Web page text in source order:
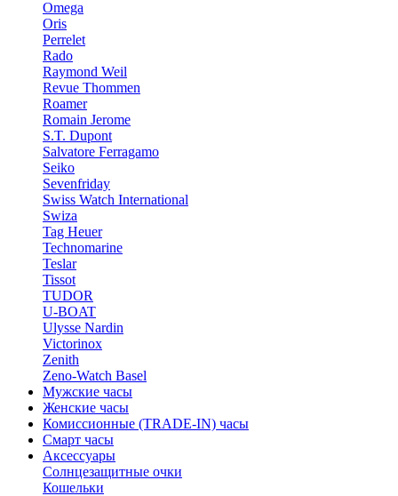
Omega
Oris
Perrelet
Rado
Raymond Weil
Revue Thommen
Roamer
Romain Jerome
S.T. Dupont
Salvatore Ferragamo
Seiko
Sevenfriday
Swiss Watch International
Swiza
Tag Heuer
Technomarine
Teslar
Tissot
TUDOR
U-BOAT
Ulysse Nardin
Victorinox
Zenith
Zeno-Watch Basel
Мужские часы
Женские часы
Комиссионные (TRADE-IN) часы
Смарт часы
Аксессуары
Солнцезащитные очки
Кошельки